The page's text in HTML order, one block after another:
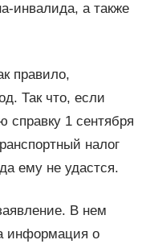
инвалида, а также
правило,
Так что, если
1 сентября
налог
ему не удастся.
В нем
информация о